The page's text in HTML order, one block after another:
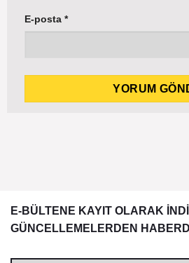
E-posta *
E-BÜLTENE KAYIT OLARAK
GÜNCELLEMELERDEN